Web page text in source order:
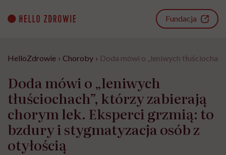
content
Fundacja
HelloZdrowie › Choroby › Doda mówi o „leniwych
Doda mówi o „leniwych
tłuściochach”, którzy zabierają
chorym lek. Eksperci grzmią: to
bzdury i stygmatyzacja osób z
otyłością